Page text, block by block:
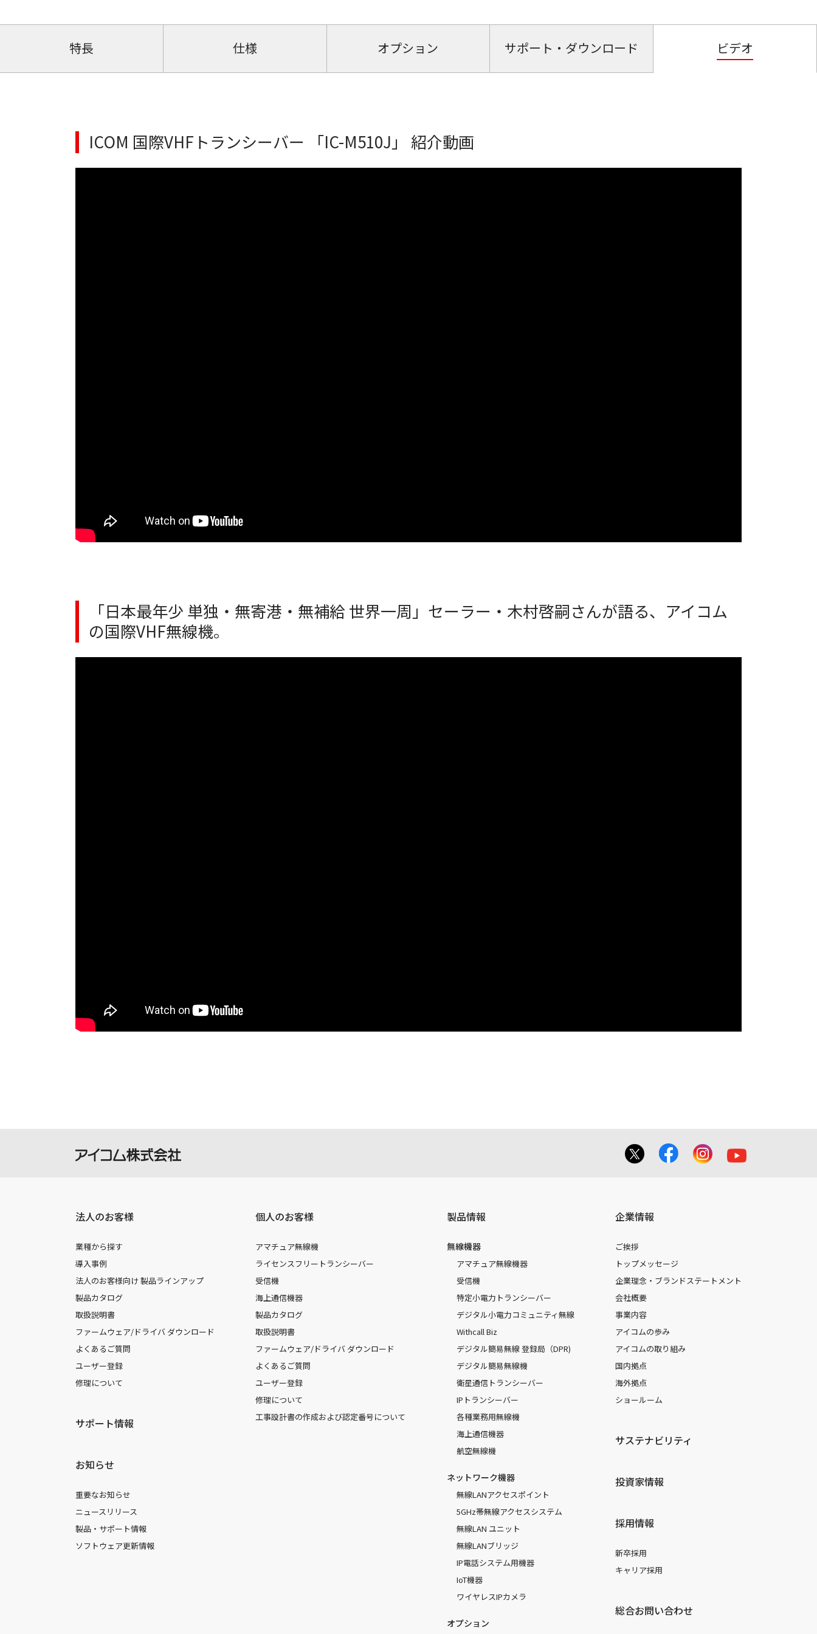
特長 仕様 オプション サポート・ダウンロード ビデオ
ICOM 国際VHFトランシーバー 「IC-M510J」 紹介動画
「日本最年少 単独・無寄港・無補給 世界一周」セーラー・木村啓嗣さんが語る、アイコム
の国際VHF無線機。
法人のお客様
業種から探す
導入事例
法人のお客様向け 製品ラインアップ
製品カタログ
取扱説明書
ファームウェア/ドライバ ダウンロード
よくあるご質問
ユーザー登録
修理について
サポート情報
お知らせ
重要なお知らせ
ニュースリリース
製品・サポート情報
ソフトウェア更新情報
個人のお客様
アマチュア無線機
ライセンスフリートランシーバー
受信機
海上通信機器
製品カタログ
取扱説明書
ファームウェア/ドライバ ダウンロード
よくあるご質問
ユーザー登録
修理について
工事設計書の作成および認定番号について
製品情報
無線機器
アマチュア無線機器
受信機
特定小電力トランシーバー
デジタル小電力コミュニティ無線
Withcall Biz
デジタル簡易無線 登録局（DPR)
デジタル簡易無線機
衛星通信トランシーバー
IPトランシーバー
各種業務用無線機
海上通信機器
航空無線機
ネットワーク機器
無線LANアクセスポイント
5GHz帯無線アクセスシステム
無線LAN ユニット
無線LANブリッジ
IP電話システム用機器
IoT機器
ワイヤレスIPカメラ
オプション
企業情報
ご挨拶
トップメッセージ
企業理念・ブランドステートメント
会社概要
事業内容
アイコムの歩み
アイコムの取り組み
国内拠点
海外拠点
ショールーム
サステナビリティ
投資家情報
採用情報
新卒採用
キャリア採用
総合お問い合わせ